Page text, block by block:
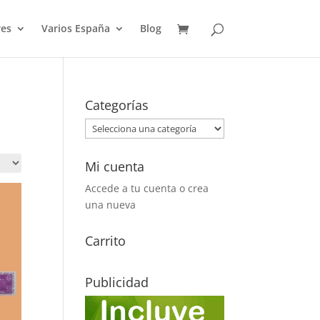
Varios España Blog
Categorías
Mi cuenta
Accede a tu cuenta o crea
una nueva
Carrito
Publicidad